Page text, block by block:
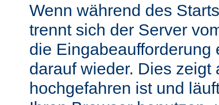
Wenn während des
trennt sich der Server
die Eingabeaufforderung
darauf wieder. Dies zeigt
hochgefahren ist und